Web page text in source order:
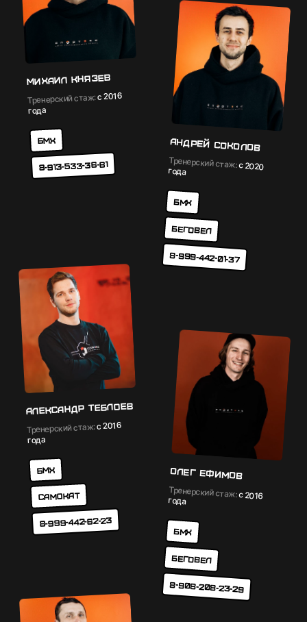
Михаил Князев
Тренерский стаж:с 2016
года
БМХ
8-913-533-36-81
Андрей Соколов
Тренерский стаж:с 2020
года
БМХ
Беговел
8-999-442-01-37
Александр Теблоев
Тренерский стаж:с 2016
года
БМХ
Самокат
8-999-442-62-23
Олег Ефимов
Тренерский стаж:с 2016
года
БМХ
Беговел
8-908-208-23-29